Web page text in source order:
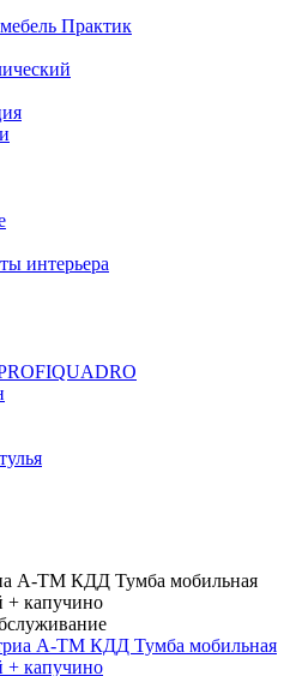
Практик
интерьера
А-ТМ КДД Тумба мобильная
+ капучино